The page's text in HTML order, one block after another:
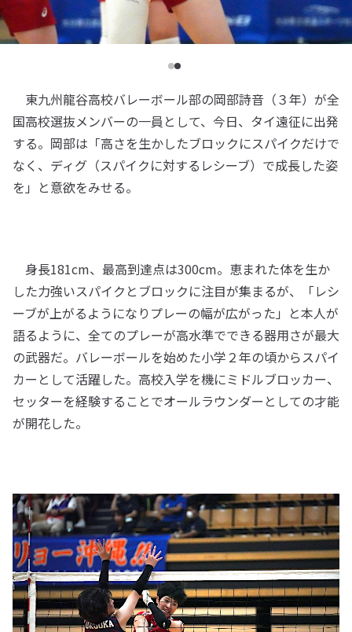
東九州龍谷高校バレーボール部の岡部詩音（３年）が全
国高校選抜メンバーの一員として、今日、タイ遠征に出発
する。岡部は「高さを生かしたブロックにスパイクだけで
なく、ディグ（スパイクに対するレシーブ）で成長した姿
を」と意欲をみせる。
身長181cm、最高到達点は300cm。恵まれた体を生か
した力強いスパイクとブロックに注目が集まるが、「レシ
ーブが上がるようになりプレーの幅が広がった」と本人が
語るように、全てのプレーが高水準でできる器用さが最大
の武器だ。バレーボールを始めた小学２年の頃からスパイ
カーとして活躍した。高校入学を機にミドルブロッカー、
セッターを経験することでオールラウンダーとしての才能
が開花した。